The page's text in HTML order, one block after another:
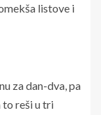
listove i
za dan-dva, pa
to reši u tri